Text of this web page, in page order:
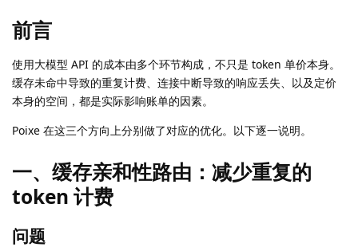
前言
使用大模型 API 的成本由多个环节构成，不只是 token 单价本身。
缓存未命中导致的重复计费、连接中断导致的响应丢失、以及定价
本身的空间，都是实际影响账单的因素。
Poixe 在这三个方向上分别做了对应的优化。以下逐一说明。
一、缓存亲和性路由：减少重复的
token 计费
问题